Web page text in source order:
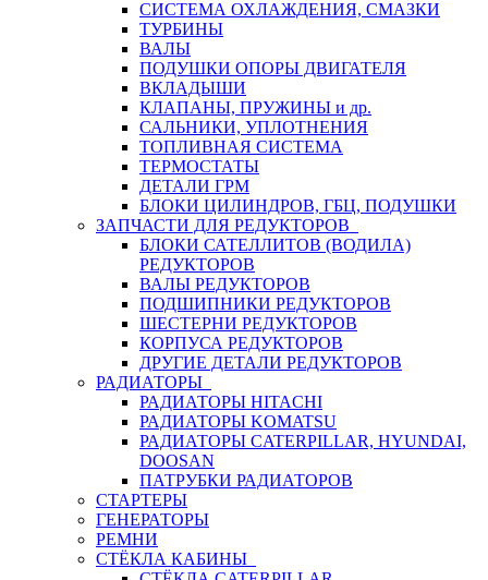
СИСТЕМА ОХЛАЖДЕНИЯ, СМАЗКИ
ТУРБИНЫ
ВАЛЫ
ПОДУШКИ ОПОРЫ ДВИГАТЕЛЯ
ВКЛАДЫШИ
КЛАПАНЫ, ПРУЖИНЫ и др.
САЛЬНИКИ, УПЛОТНЕНИЯ
ТОПЛИВНАЯ СИСТЕМА
ТЕРМОСТАТЫ
ДЕТАЛИ ГРМ
БЛОКИ ЦИЛИНДРОВ, ГБЦ, ПОДУШКИ
ЗАПЧАСТИ ДЛЯ РЕДУКТОРОВ
БЛОКИ САТЕЛЛИТОВ (ВОДИЛА)
РЕДУКТОРОВ
ВАЛЫ РЕДУКТОРОВ
ПОДШИПНИКИ РЕДУКТОРОВ
ШЕСТЕРНИ РЕДУКТОРОВ
КОРПУСА РЕДУКТОРОВ
ДРУГИЕ ДЕТАЛИ РЕДУКТОРОВ
РАДИАТОРЫ
РАДИАТОРЫ HITACHI
РАДИАТОРЫ KOMATSU
РАДИАТОРЫ CATERPILLAR, HYUNDAI,
DOOSAN
ПАТРУБКИ РАДИАТОРОВ
СТАРТЕРЫ
ГЕНЕРАТОРЫ
РЕМНИ
СТЁКЛА КАБИНЫ